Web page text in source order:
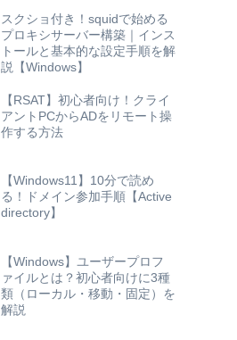
スクショ付き！squidで始める
プロキシサーバー構築｜インス
トールと基本的な設定手順を解
説【Windows】
【RSAT】初心者向け！クライ
アントPCからADをリモート操
作する方法
【Windows11】10分で読め
る！ドメイン参加手順【Active
directory】
【Windows】ユーザープロフ
ァイルとは？初心者向けに3種
類（ローカル・移動・固定）を
解説